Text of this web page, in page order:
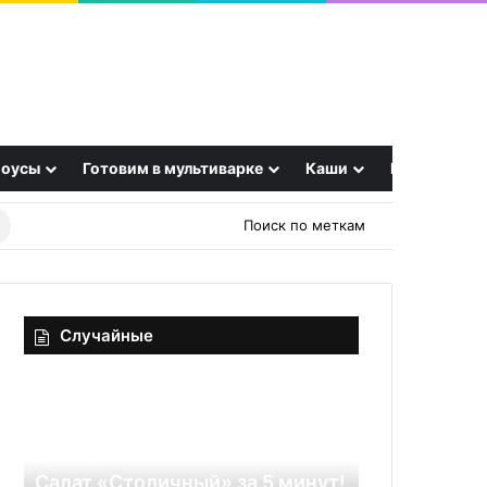
Готовим в мультиварке Каши Еще
Поиск по меткам
Случайные
если